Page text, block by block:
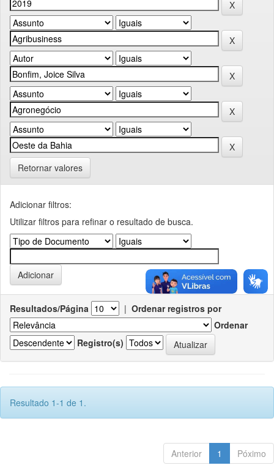
Retornar valores
Adicionar filtros:
Utilizar filtros para refinar o resultado de busca.
Resultados/Página | Ordenar registros por
Ordenar
Registro(s)
Resultado 1-1 de 1.
Anterior 1 Póximo